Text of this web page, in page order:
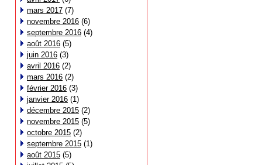
mars 2017 (7)
novembre 2016 (6)
septembre 2016 (4)
août 2016 (5)
juin 2016 (3)
avril 2016 (2)
mars 2016 (2)
février 2016 (3)
janvier 2016 (1)
décembre 2015 (2)
novembre 2015 (5)
octobre 2015 (2)
septembre 2015 (1)
août 2015 (5)